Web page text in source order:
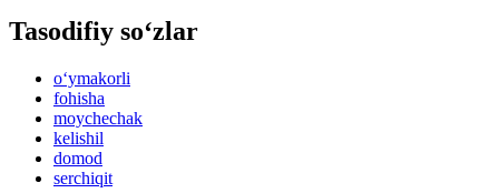
Tasodifiy so‘zlar
o‘ymakorli
fohisha
moychechak
kelishil
domod
serchiqit